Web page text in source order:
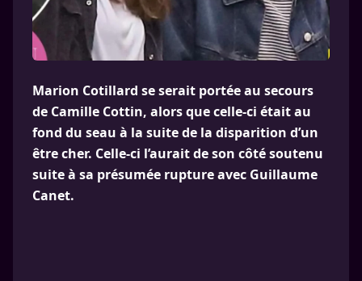
Marion Cotillard se serait portée au secours
de Camille Cottin, alors que celle-ci était au
fond du seau à la suite de la disparition d’un
être cher. Celle-ci l’aurait de son côté soutenu
suite à sa présumée rupture avec Guillaume
Canet.